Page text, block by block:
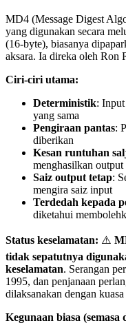
MD4 (Message Digest
yang digunakan secara
(16-byte), biasanya
aksara. Ia direka oleh Ron
Ciri-ciri utama:
Deterministik: Input
yang sama
Pengiraan pantas:
diberikan
Kesan runtuhan
menghasilkan output
Saiz output tetap:
mengira saiz input
Terdedah kepada
diketahui
Status keselamatan: ⚠️
tidak sepatutnya
keselamatan. Serangan
1995, dan penjanaan
dilaksanakan dengan
Kegunaan biasa (semasa